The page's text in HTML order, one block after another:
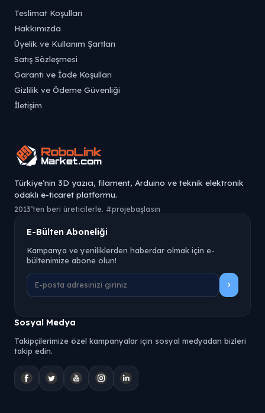
Teslimat Koşulları
Hakkımızda
Üyelik ve Kullanım Şartları
Satış Sözleşmesi
Garanti ve İade Koşulları
Gizlilik ve Ödeme Güvenliği
İletişim
Türkiye’nin 3D yazıcı, filament, Arduino ve teknik elektronik
odaklı e-ticaret platformu.
2013’ten beri üreticilerle. #projebaşlasın
E-Bülten Aboneliği
Kampanya ve yeniliklerden haberdar olmak için e-
bültenimize abone olun!
Sosyal Medya
Takipçilerimize özel kampanyalar için sosyal medyadan bizleri
takip edin.